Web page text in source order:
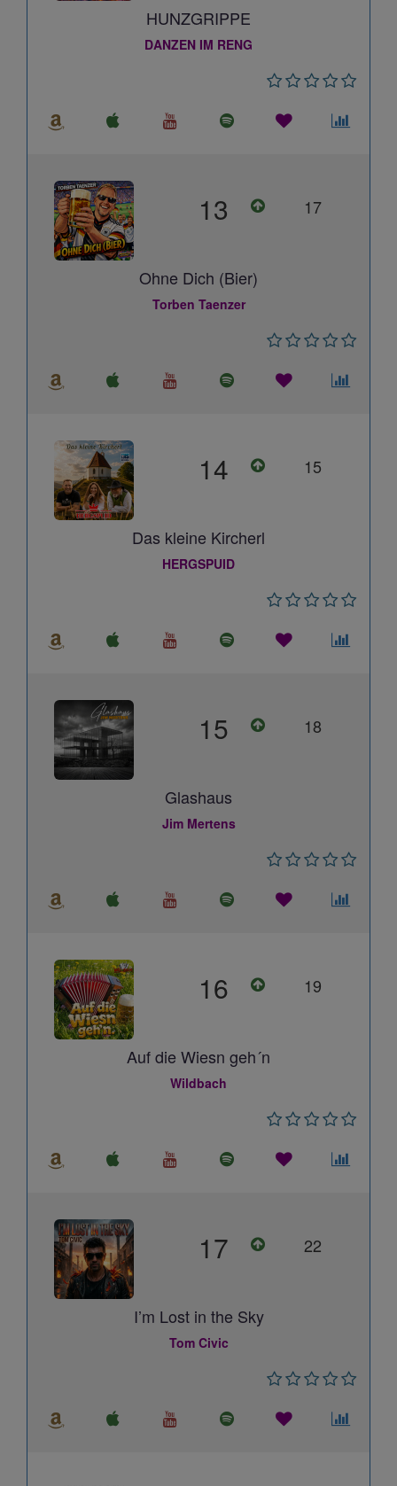
HUNZGRIPPE
DANZEN IM RENG
13 17
Ohne Dich (Bier)
Torben Taenzer
14 15
Das kleine Kircherl
HERGSPUID
15 18
Glashaus
Jim Mertens
16 19
Auf die Wiesn geh´n
Wildbach
17 22
I’m Lost in the Sky
Tom Civic